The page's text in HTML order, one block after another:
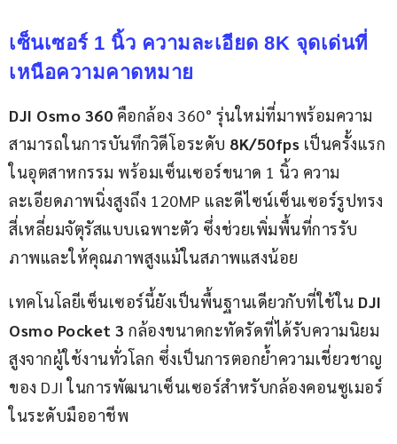
เซ็นเซอร์ 1 นิ้ว ความละเอียด 8K จุดเด่นที่
เหนือความคาดหมาย
DJI Osmo 360 คือกล้อง 360° รุ่นใหม่ที่มาพร้อมความ
สามารถในการบันทึกวิดีโอระดับ 8K/50fps เป็นครั้งแรก
ในอุตสาหกรรม พร้อมเซ็นเซอร์ขนาด 1 นิ้ว ความ
ละเอียดภาพนิ่งสูงถึง 120MP และดีไซน์เซ็นเซอร์รูปทรง
สี่เหลี่ยมจัตุรัสแบบเฉพาะตัว ซึ่งช่วยเพิ่มพื้นที่การรับ
ภาพและให้คุณภาพสูงแม้ในสภาพแสงน้อย
เทคโนโลยีเซ็นเซอร์นี้ยังเป็นพื้นฐานเดียวกับที่ใช้ใน DJI
Osmo Pocket 3 กล้องขนาดกะทัดรัดที่ได้รับความนิยม
สูงจากผู้ใช้งานทั่วโลก ซึ่งเป็นการตอกย้ำความเชี่ยวชาญ
ของ DJI ในการพัฒนาเซ็นเซอร์สำหรับกล้องคอนซูเมอร์
ในระดับมืออาชีพ